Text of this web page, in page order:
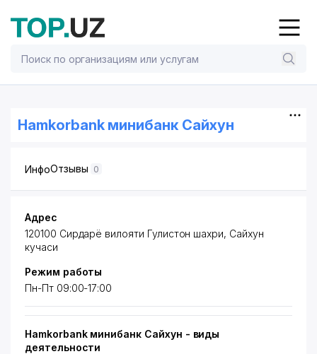
Hamkorbank минибанк Сайхун
ИнфоОтзывы 0
Адрес
120100 Сирдарё вилояти Гулистон шахри, Сайхун
кучаси
Режим работы
Пн-Пт 09:00-17:00
Hamkorbank минибанк Сайхун - виды
деятельности